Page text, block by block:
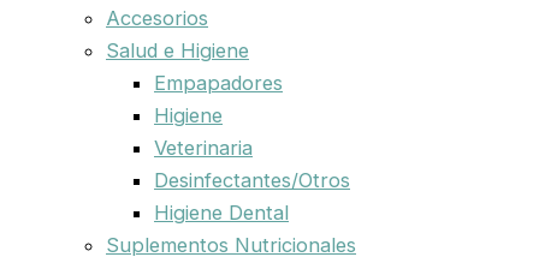
Accesorios
Salud e Higiene
Empapadores
Higiene
Veterinaria
Desinfectantes/Otros
Higiene Dental
Suplementos Nutricionales